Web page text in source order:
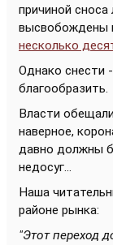
причиной
высвобождены
несколько
Однако снести
благообразить.
Власти
наверное,
давно должны
недосуг...
Наша
районе рынка:
"Этот переход